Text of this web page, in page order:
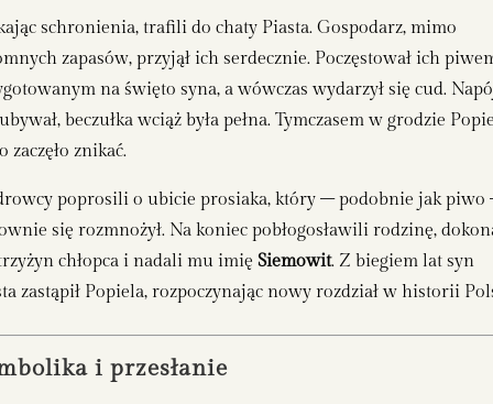
schronienia, trafili do chaty Piasta. Gospodarz, mimo
zapasów, przyjął ich serdecznie. Poczęstował ich
na święto syna, a wówczas wydarzył się cud.
beczułka wciąż była pełna. Tymczasem w grodzie
zaczęło znikać.
poprosili o ubicie prosiaka, który – podobnie jak piwo
się rozmnożył. Na koniec pobłogosławili rodzinę,
chłopca i nadali mu imięSiemowit. Z biegiem lat syn
zastąpił Popiela, rozpoczynając nowy rozdział w historii
i przesłanie